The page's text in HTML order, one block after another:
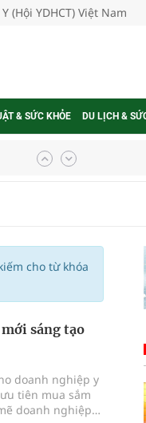
(Hội YDHCT) Việt Nam
& SỨC KHỎE DU LỊCH &
cho từ khóa
sáng tạo
doanh nghiệp y
tiên mua sắm
doanh nghiệp